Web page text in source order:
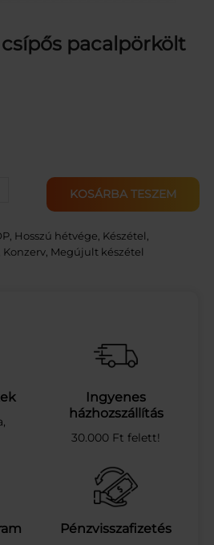
pacalpörkölt
KOSÁRBA TESZEM
Hosszú hétvége Készétel,
Konzerv Megújult készétel
Ingyenes
házhozszállítás
30.000 Ft felett!
Pénzvisszafizetés